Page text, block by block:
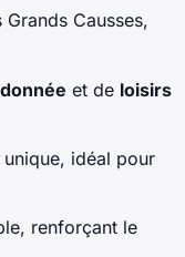
Causses,
et de loisirs
idéal pour
renforçant le